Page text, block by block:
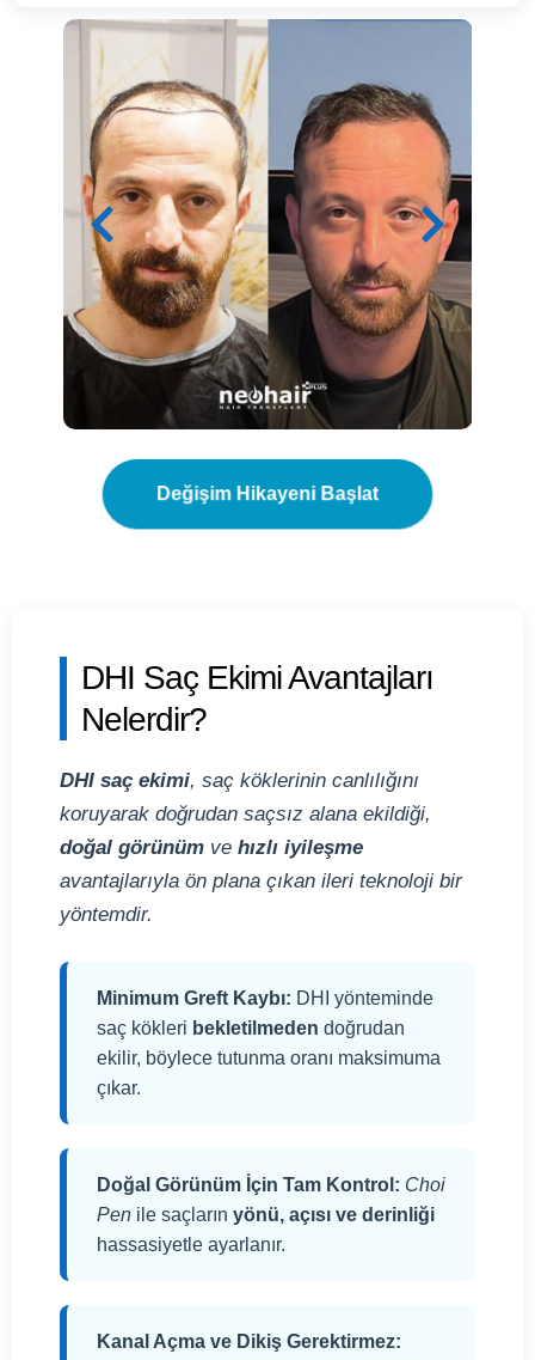
Değişim Hikayeni Başlat
DHI Saç Ekimi Avantajları
Nelerdir?
DHI saç ekimi, saç köklerinin canlılığını
koruyarak doğrudan saçsız alana ekildiği,
doğal görünüm ve hızlı iyileşme
avantajlarıyla ön plana çıkan ileri teknoloji bir
yöntemdir.
Minimum Greft Kaybı: DHI yönteminde
saç kökleri bekletilmeden doğrudan
ekilir, böylece tutunma oranı maksimuma
çıkar.
Doğal Görünüm İçin Tam Kontrol: Choi
Pen ile saçların yönü, açısı ve derinliği
hassasiyetle ayarlanır.
Kanal Açma ve Dikiş Gerektirmez: